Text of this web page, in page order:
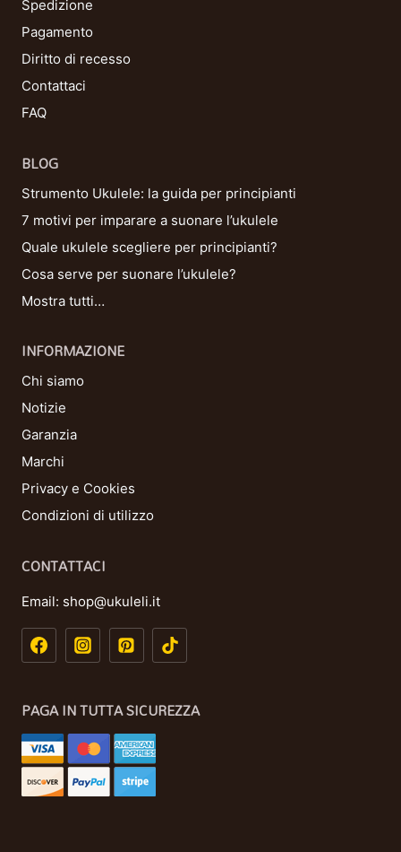
Spedizione
Pagamento
Diritto di recesso
Contattaci
FAQ
BLOG
Strumento Ukulele: la guida per principianti
7 motivi per imparare a suonare l’ukulele
Quale ukulele scegliere per principianti?
Cosa serve per suonare l’ukulele?
Mostra tutti…
INFORMAZIONE
Chi siamo
Notizie
Garanzia
Marchi
Privacy e Cookies
Condizioni di utilizzo
CONTATTACI
Email: shop@ukuleli.it
PAGA IN TUTTA SICUREZZA